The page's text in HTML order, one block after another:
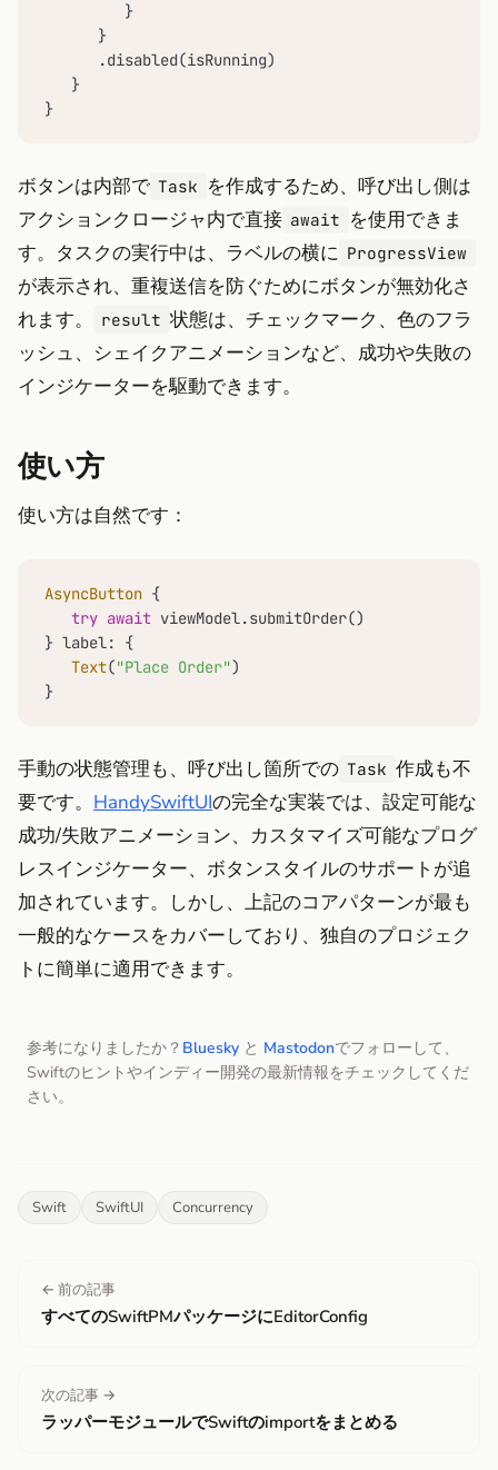
         }
      }
      .disabled(isRunning)
   }
}
ボタンは内部で Task を作成するため、呼び出し側は
アクションクロージャ内で直接 await を使用できま
す。タスクの実行中は、ラベルの横に ProgressView
が表示され、重複送信を防ぐためにボタンが無効化さ
れます。
result 状態は、チェックマーク、色のフラ
ッシュ、シェイクアニメーションなど、成功や失敗の
インジケーターを駆動できます。
使い方
使い方は自然です：
AsyncButton {
try await viewModel.submitOrder()
} label: {
Text("Place Order")
}
手動の状態管理も、呼び出し箇所での Task 作成も不
要です。 HandySwiftUIの完全な実装では、設定可能な
成功/失敗アニメーション、カスタマイズ可能なプログ
レスインジケーター、ボタンスタイルのサポートが追
加されています。しかし、上記のコアパターンが最も
一般的なケースをカバーしており、独自のプロジェク
トに簡単に適用できます。
参考になりましたか？ Bluesky と Mastodonでフォローして、
Swiftのヒントやインディー開発の最新情報をチェックしてくだ
さい。
Swift SwiftUI Concurrency
← 前の記事
すべてのSwiftPMパッケージにEditorConfig
次の記事 →
ラッパーモジュールでSwiftのimportをまとめる